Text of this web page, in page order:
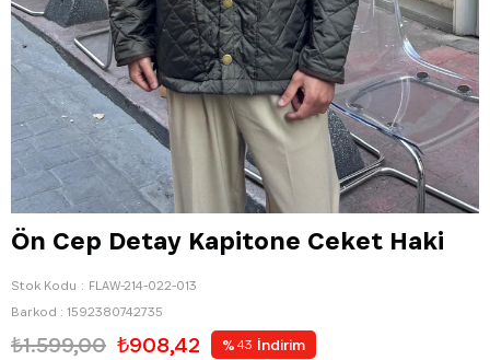
Ön Cep Detay Kapitone Ceket Haki
Stok Kodu
FLAW-214-022-013
Barkod : 1592380742735
₺1.599,00 ₺908,42 % 43 İndirim